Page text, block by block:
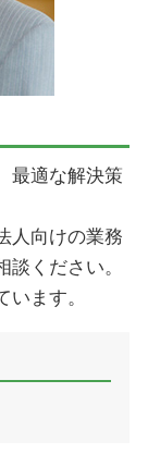
最適な解決策
人向けの業務
ください。
ます。